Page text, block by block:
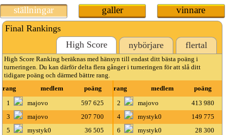
ställningar galler vinnare
Final Rankings
High Score
nybörjare flertal
High Score Ranking beräknas med hänsyn till endast ditt bästa poäng i
turneringen. Du kan därför delta flera gånger i turneringen för att slå ditt
tidigare poäng och därmed bättre rang.
rang
medlem poäng rang medlem
poäng
1
majovo 597 625 2 majovo
413 980
3
majovo 207 700 4 mystyk0
149 775
5
mystyk0 36 505 6 mystyk0
28 300